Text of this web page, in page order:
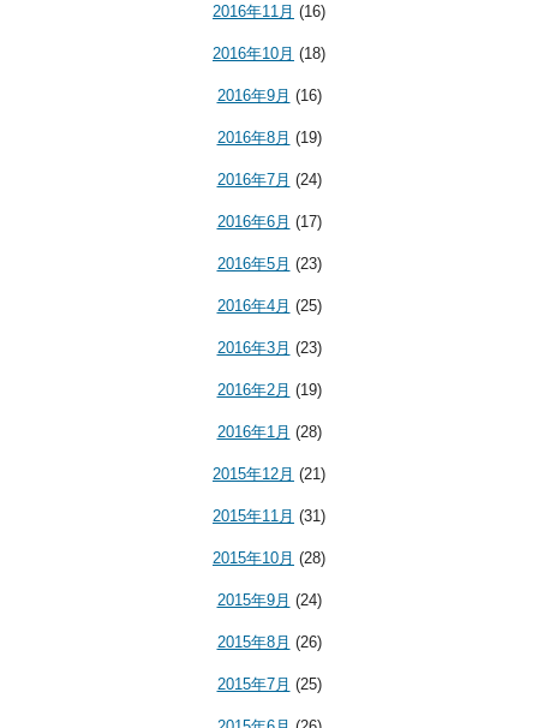
2016年11月 (16)
2016年10月 (18)
2016年9月 (16)
2016年8月 (19)
2016年7月 (24)
2016年6月 (17)
2016年5月 (23)
2016年4月 (25)
2016年3月 (23)
2016年2月 (19)
2016年1月 (28)
2015年12月 (21)
2015年11月 (31)
2015年10月 (28)
2015年9月 (24)
2015年8月 (26)
2015年7月 (25)